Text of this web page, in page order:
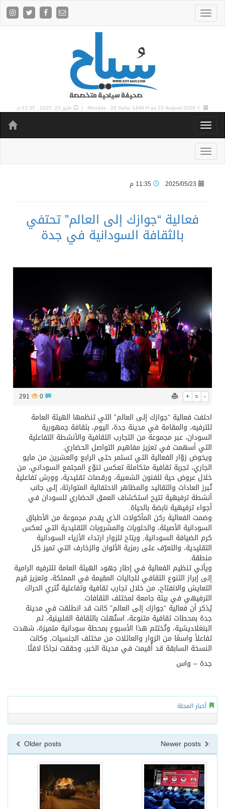
Monday , 26 Safar 1448 H as 10 August 2026 Y | مايو 23, 2025 , 23:35 م
2025/05/23
فعالية “جوازك إلى العالم” تحتفي
بالثقافة السودانية في جدة
+ = -
291
احتفت فعالية “جوازك إلى العالم” التي تنظمها الهيئة العامة
للترفيه، والمقامة في مدينة جدة، اليوم، بثقافة جمهورية
السودان، عبر مجموعة من التجارب الثقافية والأنشطة التفاعلية
التي أسهمت في تعزيز مفاهيم التواصل الحضاري.
ويخوض زوّار الفعالية التي تستمر حتى الرابع والعشرين من مايو
الجاري، تجربة ثقافية متكاملة تعكس تنوّع المجتمع السوداني، من
خلال عروض حية للفنون الشعبية، ورقصات تقليدية، وورش تفاعلية
تُبرز العادات والتقاليد والمظاهر الاحتفالية المتوارثة، إلى جانب
أنشطة ترفيهية تتيح استكشاف العمق الحضاري للسودان في
أجواء ترفيهية نابضة بالحياة.
وضمت الفعالية ركن المأكولات الذي يقدم مجموعة من الأطباق
السودانية الأصيلة، والحلويات والمشروبات التقليدية التي تعكس
كرم الضيافة السودانية, ويتاح للزوار ارتداء الأزياء السودانية
التقليدية، والتعرّف على رمزية الألوان والزخارف التي تميز كل
منطقة.
ويأتي تنظيم الفعالية في إطار جهود الهيئة العامة للترفيه الرامية
إلى إبراز التنوع الثقافي للجاليات المقيمة في المملكة، وتعزيز قيم
التعايش والانفتاح، من خلال تجارب ثقافية وتفاعلية تُثري الحراك
الترفيهي في بيئة جامعة لمختلف الثقافات.
يُذكر أن فعالية “جوازك إلى العالم” كانت قد انطلقت في مدينة
جدة بمحطات ثقافية متنوعة، استُهلت بالثقافة الفلبينية، ثم
البنغلاديشية، وتُختتم هذا الأسبوع بمحطة سودانية متميزة، شهدت
تفاعلاً واسعًا من الزوار والعائلات من مختلف الجنسيات, وكانت
النسخة السابقة قد أُقيمت في مدينة الخبر، وحققت نجاحًا لافتًا.
جدة – واس
أخبار المجلة
Older posts